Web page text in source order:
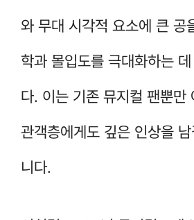
와 무대 시각적 요소에 큰 공
학과 몰입도를 극대화하는
다. 이는 기존 뮤지컬 팬뿐만
관객층에게도 깊은 인상을
니다.